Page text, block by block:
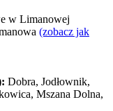
w Limanowej
(zobacz jak
Dobra, Jodłownik,
Mszana Dolna,